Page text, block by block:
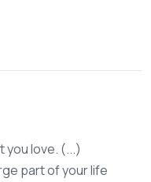
you love. (...)
part of your life